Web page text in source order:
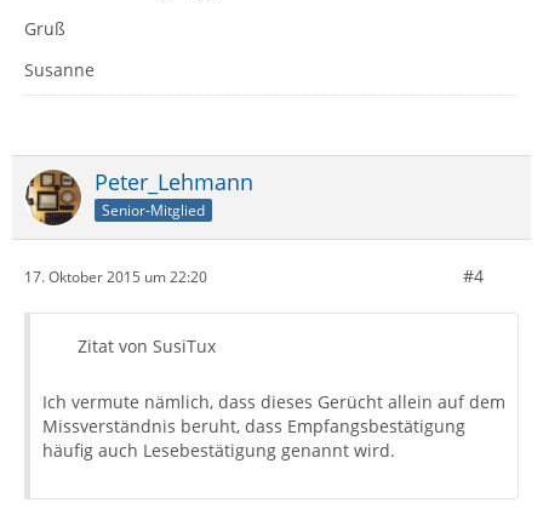
Gruß
Susanne
Peter_Lehmann
Senior-Mitglied
17. Oktober 2015 um 22:20 #4
Zitat von SusiTux
Ich vermute nämlich, dass dieses Gerücht allein auf dem
Missverständnis beruht, dass Empfangsbestätigung
häufig auch Lesebestätigung genannt wird.